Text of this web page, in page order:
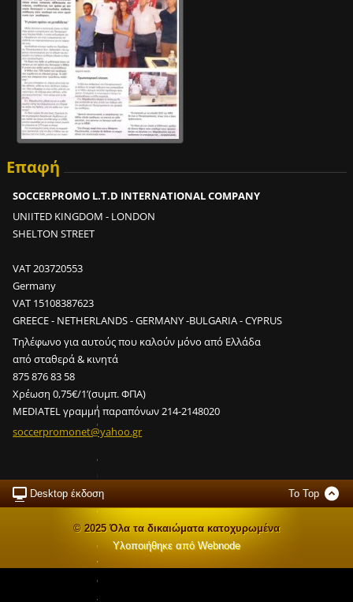
ί
ν
α
ι
δ
ν
α
τ
ό
ν
σ
ε
Επαφή
SOCCERPROMO L.T.D INTERNATIONAL COMPANY
UNIITED KINGDOM - LONDON
SHELTON STREET
VAT 203720553
Germany
VAT 15108387623
GREECE - NETHERLANDS - GERMANY -BULGARIA - CYPRUS
Τηλέφωνο για αυτούς που καλούν μόνο από Ελλάδα
από σταθερά & κινητά
875 876 83 58
Χρέωση 0,75€/1’(συμπ. ΦΠΑ)
MEDIATEL γραμμή παραπόνων 214-2148020
soccerpromonet@yahoo.gr
Desktop έκδοση To Top
© 2025 Όλα τα δικαιώματα κατοχυρωμένα
Υλοποιήθηκε από Webnode